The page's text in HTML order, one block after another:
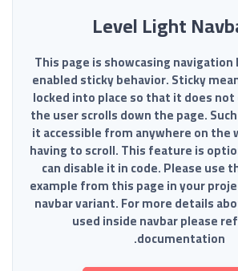
This page is showcasing
enabled sticky behavior. Sticky
locked into place so that it does
the user scrolls down the page.
it accessible from anywhere on
having to scroll. This feature is
can disable it in code. Please use
example from this page in your
navbar variant. For more details
used inside navbar please
documentation.